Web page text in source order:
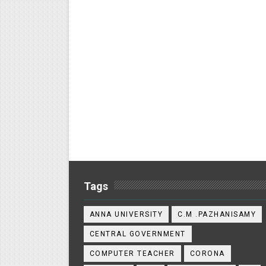
Tags
ANNA UNIVERSITY C.M .PAZHANISAMY
CENTRAL GOVERNMENT
COMPUTER TEACHER CORONA